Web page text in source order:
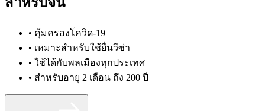
• คุ้มครองโควิด-19
• เหมาะสำหรับใช้ยื่นวีซ่า
• ใช้ได้กับพลเมืองทุกประเทศ
• สำหรับอายุ 2 เดือน ถึง 200 ปี